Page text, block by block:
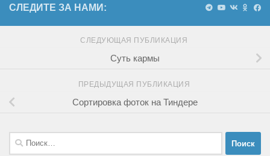
СЛЕДИТЕ ЗА НАМИ:
СЛЕДУЮЩАЯ ПУБЛИКАЦИЯ
Суть кармы
ПРЕДЫДУЩАЯ ПУБЛИКАЦИЯ
Сортировка фоток на Тиндере
Найти: